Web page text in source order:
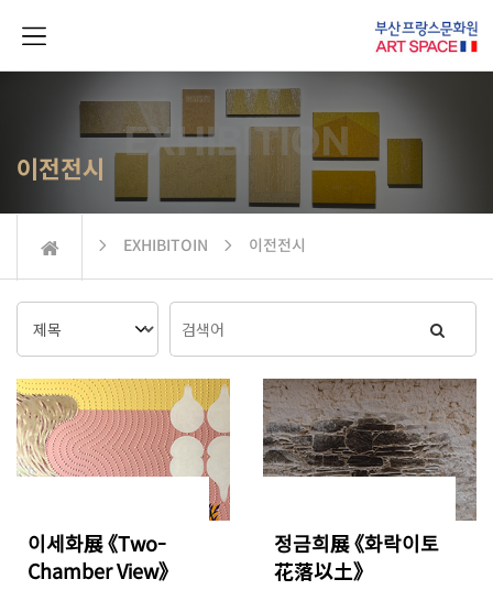
이전전시
 EXHIBITOIN  이전전시
이세화展 《Two-
Chamber View》
정금희展 《화락이토
花落以土》